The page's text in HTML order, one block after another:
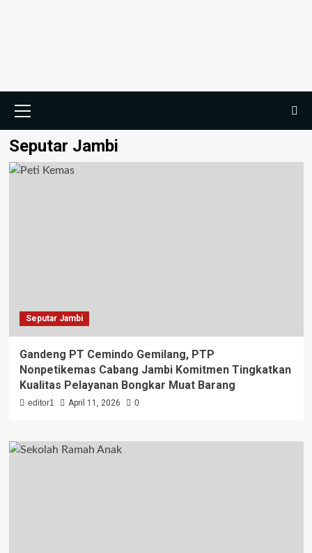
Seputar Jambi
Seputar Jambi
Gandeng PT Cemindo Gemilang, PTP
Nonpetikemas Cabang Jambi Komitmen Tingkatkan
Kualitas Pelayanan Bongkar Muat Barang
editor1 April 11, 2026 0